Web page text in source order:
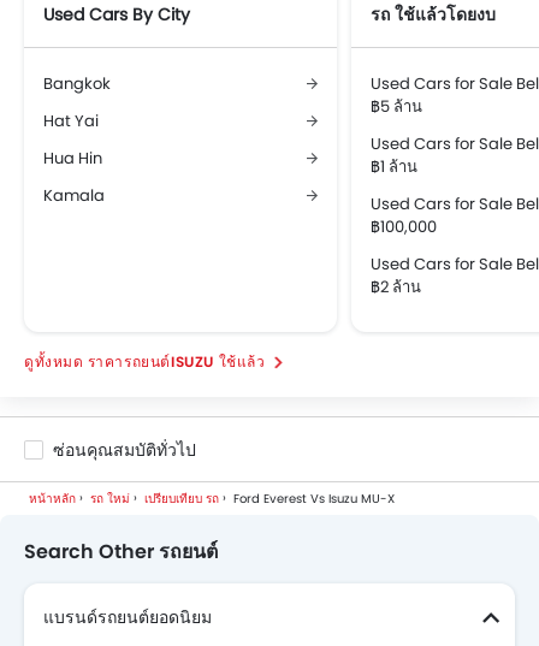
Used Cars By City
Bangkok
Hat Yai
Hua Hin
Kamala
รถ ใช้แล้วโดยงบ
Used Cars for Sale
฿5 ล้าน
Used Cars for Sale
฿1 ล้าน
Used Cars for Sale
฿100,000
Used Cars for Sale
฿2 ล้าน
ราคารถยนต์ISUZU ใช้แล้ว
ซ่อนคุณสมบัติทั่วไป
หน้าหลัก รถ ใหม่ เปรียบเทียบ รถ Ford Everest Vs Isuzu MU-X
Search Other รถยนต์
แบรนด์รถยนต์ยอดนิยม